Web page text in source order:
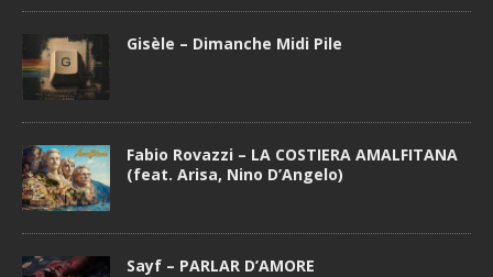
Gisèle – Dimanche Midi Pile
Fabio Rovazzi – LA COSTIERA AMALFITANA
(feat. Arisa, Nino D’Angelo)
Sayf – PARLAR D’AMORE